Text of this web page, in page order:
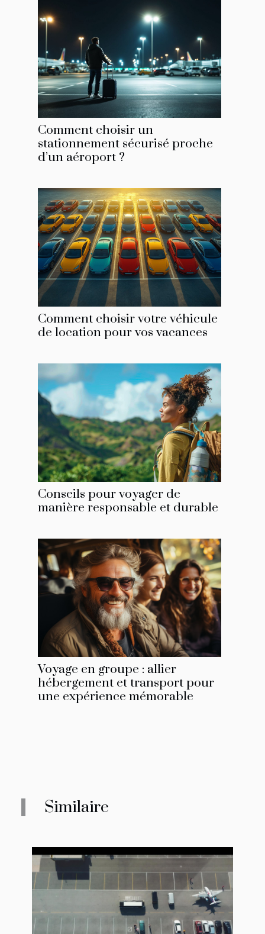
Comment choisir un
stationnement sécurisé proche
d’un aéroport ?
Comment choisir votre véhicule
de location pour vos vacances
Conseils pour voyager de
manière responsable et durable
Voyage en groupe : allier
hébergement et transport pour
une expérience mémorable
Similaire